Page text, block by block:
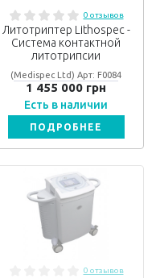
0 отзывов
Литотриптер Lithospec -
Система контактной
литотрипсии
(Medispec Ltd) Арт: F0084
1 455 000 грн
Есть в наличии
ПОДРОБНЕЕ
0 отзывов